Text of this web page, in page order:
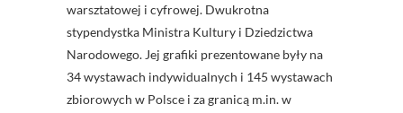
warsztatowej i cyfrowej. Dwukrotna
stypendystka Ministra Kultury i Dziedzictwa
Narodowego. Jej grafiki prezentowane były na
34 wystawach indywidualnych i 145 wystawach
zbiorowych w Polsce i za granicą m.in. w